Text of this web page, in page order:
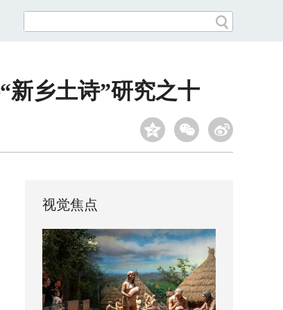
乡土诗”研究之十
视觉焦点